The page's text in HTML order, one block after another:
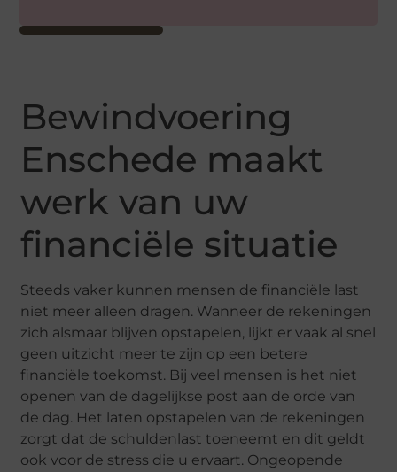
Bewindvoering
Enschede maakt
werk van uw
financiële situatie
Steeds vaker kunnen mensen de financiële last
niet meer alleen dragen. Wanneer de rekeningen
zich alsmaar blijven opstapelen, lijkt er vaak al snel
geen uitzicht meer te zijn op een betere
financiële toekomst. Bij veel mensen is het niet
openen van de dagelijkse post aan de orde van
de dag. Het laten opstapelen van de rekeningen
zorgt dat de schuldenlast toeneemt en dit geldt
ook voor de stress die u ervaart. Ongeopende